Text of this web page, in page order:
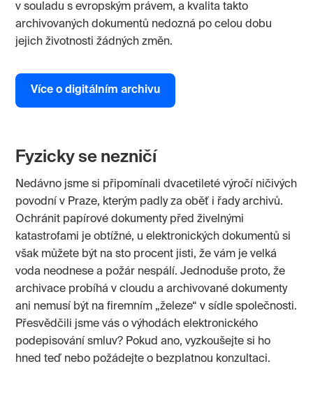
v souladu s evropským právem, a kvalita takto
archivovaných dokumentů nedozná po celou dobu
jejich životnosti žádných změn.
Více o digitálním archivu
Fyzicky se nezničí
Nedávno jsme si připomínali dvacetileté výročí ničivých
povodní v Praze, kterým padly za oběť i řady archivů.
Ochránit papírové dokumenty před živelnými
katastrofami je obtížné, u elektronických dokumentů si
však můžete být na sto procent jisti, že vám je velká
voda neodnese a požár nespálí. Jednoduše proto, že
archivace probíhá v cloudu a archivované dokumenty
ani nemusí být na firemním „železe“ v sídle společnosti.
Přesvědčili jsme vás o výhodách elektronického
podepisování smluv? Pokud ano, vyzkoušejte si ho
hned teď nebo požádejte o bezplatnou konzultaci.